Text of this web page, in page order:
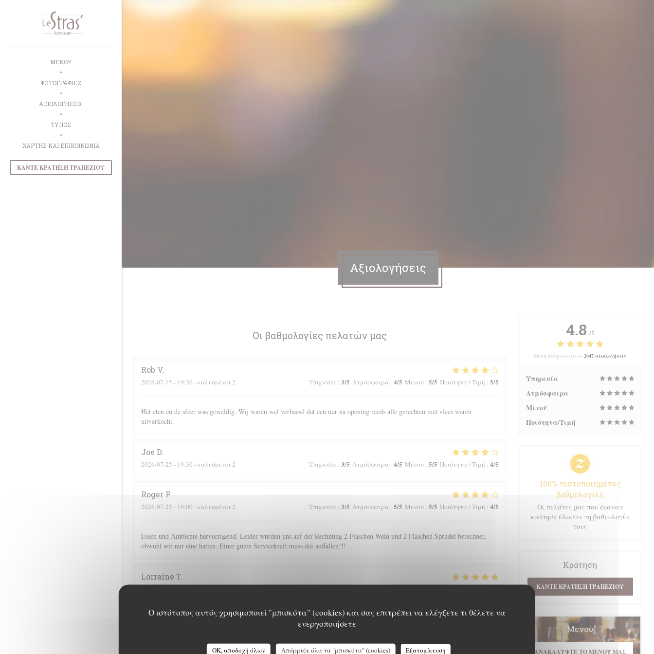
Ο ιστότοπος αυτός χρησιμοποιεί "μπισκότα" (cookies) και σας επιτρέπει να ελέγξετε τι θέλετε να
ενεργοποιήσετε
OK, αποδοχή όλων Απόρριψε όλα τα "μπισκότα" (cookies)
Εξατομίκευση
ΜΕΝΟΎ
ΦΩΤΟΓΡΑΦΊΕΣ
ΑΞΙΟΛΟΓΉΣΕΙΣ
ΤΎΠΟΣ
ΧΆΡΤΗΣ ΚΑΙ ΕΠΙΚΟΙΝΩΝΊΑ
ΚΆΝΤΕ ΚΡΆΤΗΣΗ ΤΡΑΠΕΖΙΟΎ
Αξιολογήσεις
Οι βαθμολογίες πελατών μας
Rob V
2026-07-15 - 19:30 - καλεσμένοι 2 Υπηρεσία : 3/5 Ατμόσφαιρα : 4/5 Μενού: 5/5 Ποιότητα / Τιμή : 5/5
Het eten en de sfeer was geweldig. Wij waren wel verbaasd dat een uur na opening reeds alle gerechten met vlees waren
uitverkocht.
Joe D
2026-07-25 - 19:30 - καλεσμένοι 2 Υπηρεσία : 3/5 Ατμόσφαιρα : 4/5 Μενού: 5/5 Ποιότητα / Τιμή : 4/5
Roger P
2026-07-25 - 19:00 - καλεσμένοι 2 Υπηρεσία: 3/5 Ατμόσφαιρα: 5/5 Μενού: 5/5 Ποιότητα / Τιμή : 4/5
Essen und Ambiente hervorragend. Leider wurden uns auf der Rechnung 2 Flaschen Wein und 2 Flaschen Sprudel berechnet,
obwohl wir nur eine hatten. Einer guten Servicekraft muss das auffallen!!!
Lorraine T
Corinne M
Υπηρεσία :
4.8 /5
Μέση βαθμολογία —2047 αξιολογήσεις
Υπηρεσία
Ατμόσφαιρα
Μενού
Ποιότητα/Τιμή
100% πιστοποιημένες
βαθμολογίες
Οι πελάτες μας που έκαναν
κράτηση έδωσαν τη βαθμολογία
τους
Κράτηση
ΚΆΝΤΕ ΚΡΆΤΗΣΗ ΤΡΑΠΕΖΙΟΎ
Μενού
ΑΝΑΚΑΛΎΨΤΕ ΤΟ ΜΕΝΟΎ ΜΑΣ